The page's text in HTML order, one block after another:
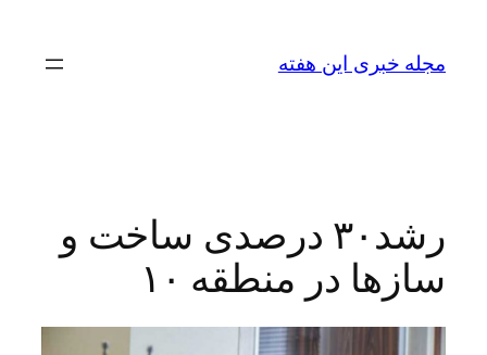
محتوا
مجله خبری این هفته
رشد۳۰ درصدی ساخت و
سازها در منطقه ۱۰